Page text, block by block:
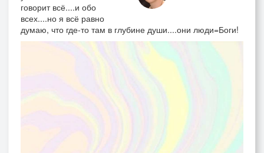
говорит всё....и обо
всех....но я всё равно
думаю, что где-то там в глубине души....они люди=Боги!